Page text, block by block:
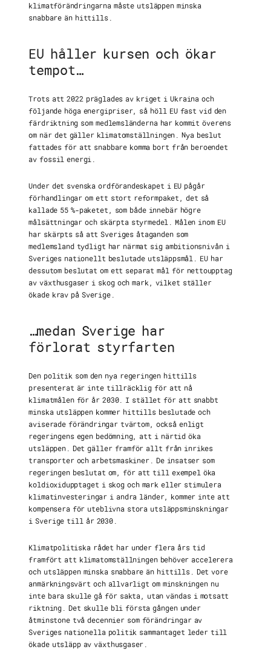
klimatförändringarna måste utsläppen minska
snabbare än hittills.
EU håller kursen och ökar
tempot…
Trots att 2022 präglades av kriget i Ukraina och
följande höga energipriser, så höll EU fast vid den
färdriktning som medlemsländerna har kommit överens
om när det gäller klimatomställningen. Nya beslut
fattades för att snabbare komma bort från beroendet
av fossil energi.
Under det svenska ordförandeskapet i EU pågår
förhandlingar om ett stort reformpaket, det så
kallade 55 %-paketet, som både innebär högre
målsättningar och skärpta styrmedel. Målen inom EU
har skärpts så att Sveriges åtaganden som
medlemsland tydligt har närmat sig ambitionsnivån i
Sveriges nationellt beslutade utsläppsmål. EU har
dessutom beslutat om ett separat mål för nettoupptag
av växthusgaser i skog och mark, vilket ställer
ökade krav på Sverige.
…medan Sverige har
förlorat styrfarten
Den politik som den nya regeringen hittills
presenterat är inte tillräcklig för att nå
klimatmålen för år 2030. I stället för att snabbt
minska utsläppen kommer hittills beslutade och
aviserade förändringar tvärtom, också enligt
regeringens egen bedömning, att i närtid öka
utsläppen. Det gäller framför allt från inrikes
transporter och arbetsmaskiner. De insatser som
regeringen beslutat om, för att till exempel öka
koldioxidupptaget i skog och mark eller stimulera
klimatinvesteringar i andra länder, kommer inte att
kompensera för uteblivna stora utsläppsminskningar
i Sverige till år 2030.
Klimatpolitiska rådet har under flera års tid
framfört att klimatomställningen behöver accelerera
och utsläppen minska snabbare än hittills. Det vore
anmärkningsvärt och allvarligt om minskningen nu
inte bara skulle gå för sakta, utan vändas i motsatt
riktning. Det skulle bli första gången under
åtminstone två decennier som förändringar av
Sveriges nationella politik sammantaget leder till
ökade utsläpp av växthusgaser.